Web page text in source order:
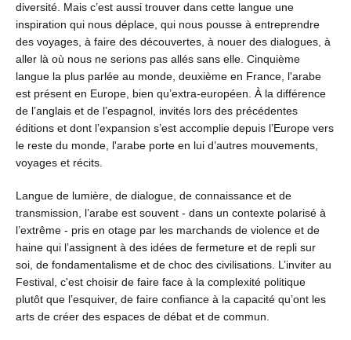
diversité. Mais c’est aussi trouver dans cette langue une
inspiration qui nous déplace, qui nous pousse à entreprendre
des voyages, à faire des découvertes, à nouer des dialogues, à
aller là où nous ne serions pas allés sans elle. Cinquième
langue la plus parlée au monde, deuxième en France, l'arabe
est présent en Europe, bien qu’extra-européen. À la différence
de l’anglais et de l’espagnol, invités lors des précédentes
éditions et dont l’expansion s’est accomplie depuis l’Europe vers
le reste du monde, l'arabe porte en lui d’autres mouvements,
voyages et récits.
Langue de lumière, de dialogue, de connaissance et de
transmission, l’arabe est souvent - dans un contexte polarisé à
l’extrême - pris en otage par les marchands de violence et de
haine qui l’assignent à des idées de fermeture et de repli sur
soi, de fondamentalisme et de choc des civilisations. L’inviter au
Festival, c'est choisir de faire face à la complexité politique
plutôt que l’esquiver, de faire confiance à la capacité qu’ont les
arts de créer des espaces de débat et de commun.